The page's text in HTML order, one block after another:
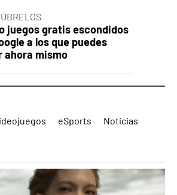
juegos gratis escondidos
a los que puedes
ahora mismo
eSports
Noticias